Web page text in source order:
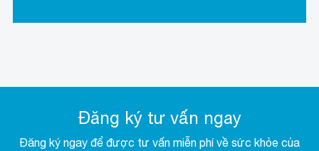
Đăng ký tư vấn ngay
Đăng ký ngay để được tư vấn miễn phí về sức khỏe của